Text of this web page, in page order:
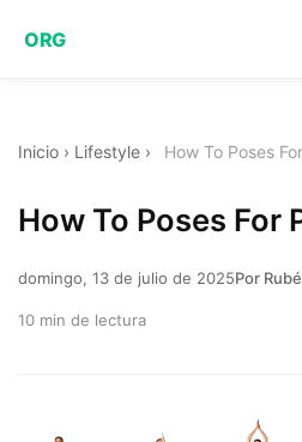
ORG
Inicio › Lifestyle › How To Poses
How To Poses For
domingo, 13 de julio de 2025Por
10 min de lectura